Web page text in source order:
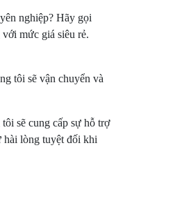
nghiệp? Hãy gọi
mức giá siêu rẻ.
tôi sẽ vận chuyển và
sẽ cung cấp sự hỗ trợ
hài lòng tuyệt đối khi